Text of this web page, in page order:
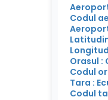
Codul
Orasul :
Codul
Tara :
Codul